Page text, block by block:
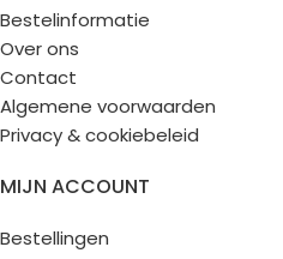
Bestelinformatie
Over ons
Contact
Algemene voorwaarden
Privacy & cookiebeleid
MIJN ACCOUNT
Bestellingen